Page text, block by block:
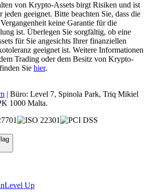
von Krypto-Assets birgt Risiken und ist
geeignet. Bitte beachten Sie, dass die
keine Garantie für die
ist. Überlegen Sie sorgfältig, ob eine
für Sie angesichts Ihrer finanziellen
geeignet ist. Weitere Informationen
Trading oder dem Besitz von Krypto-
Sie hier.
| Büro: Level 7, Spinola Park, Triq Mikiel
1000 Malta.
Level Up